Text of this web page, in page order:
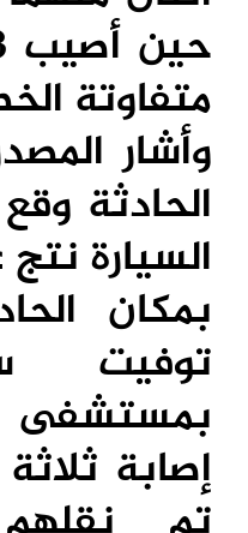
متفاوتة
وأشار
الحادثة
السيارة
بمكان
توفيت
إصابة